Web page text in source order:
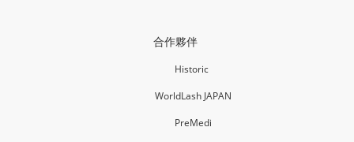
合作夥伴
Historic
WorldLash JAPAN
PreMedi